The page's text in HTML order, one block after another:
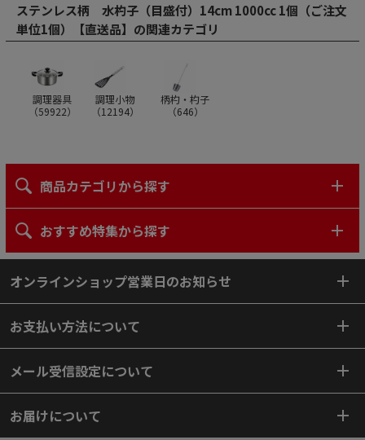
ステンレス柄 水杓子（目盛付）14cm 1000cc 1個（ご注文
単位1個）【直送品】の関連カテゴリ
調理器具
（59922）
調理小物
（12194）
柄杓・杓子
（646）
商品カテゴリから探す
おすすめ特集から探す
オンラインショップ営業日のお知らせ
お支払い方法について
メール受信設定について
お届けについて